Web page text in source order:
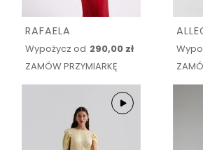
RAFAELA
Wypożycz od 290,00 zł
ZAMÓW PRZYMIARKĘ